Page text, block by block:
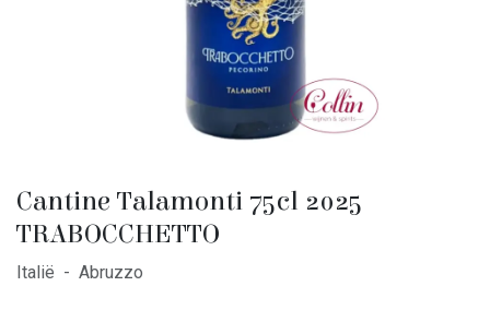
Cantine Talamonti 75cl 2025
TRABOCCHETTO
Italië - Abruzzo